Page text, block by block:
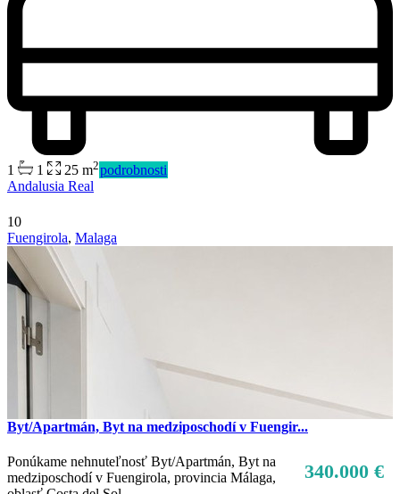
1 1 25 m2podrobnosti
Andalusia Real
10
Fuengirola, Malaga
Byt/Apartmán, Byt na medziposchodí v Fuengir...
340.000 €
Ponúkame nehnuteľnosť Byt/Apartmán, Byt na
medziposchodí v Fuengirola, provincia Málaga,